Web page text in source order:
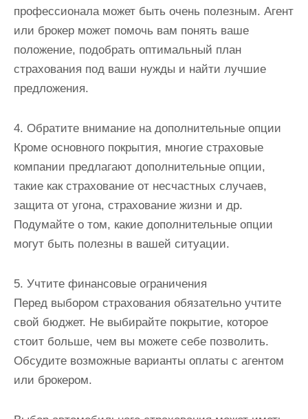
профессионала может быть очень полезным. Агент
или брокер может помочь вам понять ваше
положение, подобрать оптимальный план
страхования под ваши нужды и найти лучшие
предложения.
4. Обратите внимание на дополнительные опции
Кроме основного покрытия, многие страховые
компании предлагают дополнительные опции,
такие как страхование от несчастных случаев,
защита от угона, страхование жизни и др.
Подумайте о том, какие дополнительные опции
могут быть полезны в вашей ситуации.
5. Учтите финансовые ограничения
Перед выбором страхования обязательно учтите
свой бюджет. Не выбирайте покрытие, которое
стоит больше, чем вы можете себе позволить.
Обсудите возможные варианты оплаты с агентом
или брокером.